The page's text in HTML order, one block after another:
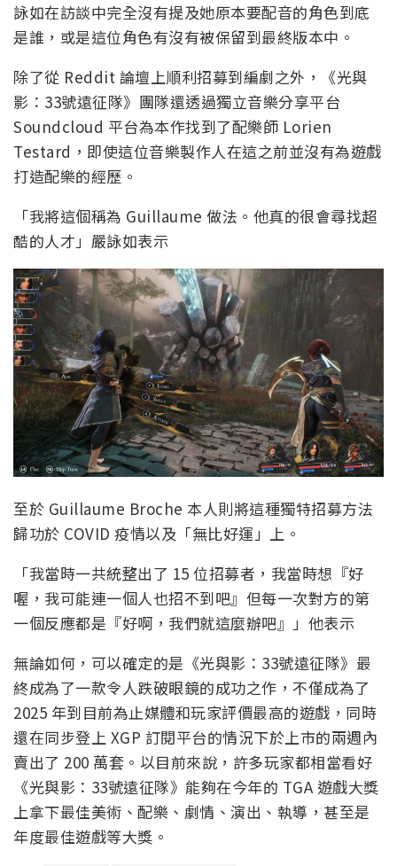
詠如在訪談中完全沒有提及她原本要配音的角色到底
是誰，或是這位角色有沒有被保留到最終版本中。
除了從 Reddit 論壇上順利招募到編劇之外，《光與
影：33號遠征隊》團隊還透過獨立音樂分享平台
Soundcloud 平台為本作找到了配樂師 Lorien
Testard，即使這位音樂製作人在這之前並沒有為遊戲
打造配樂的經歷。
「我將這個稱為 Guillaume 做法。他真的很會尋找超
酷的人才」嚴詠如表示
至於 Guillaume Broche 本人則將這種獨特招募方法
歸功於 COVID 疫情以及「無比好運」上。
「我當時一共統整出了 15 位招募者，我當時想『好
喔，我可能連一個人也招不到吧』但每一次對方的第
一個反應都是『好啊，我們就這麼辦吧』」他表示
無論如何，可以確定的是《光與影：33號遠征隊》最
終成為了一款令人跌破眼鏡的成功之作，不僅成為了
2025 年到目前為止媒體和玩家評價最高的遊戲，同時
還在同步登上 XGP 訂閱平台的情況下於上市的兩週內
賣出了 200 萬套。以目前來說，許多玩家都相當看好
《光與影：33號遠征隊》能夠在今年的 TGA 遊戲大獎
上拿下最佳美術、配樂、劇情、演出、執導，甚至是
年度最佳遊戲等大獎。